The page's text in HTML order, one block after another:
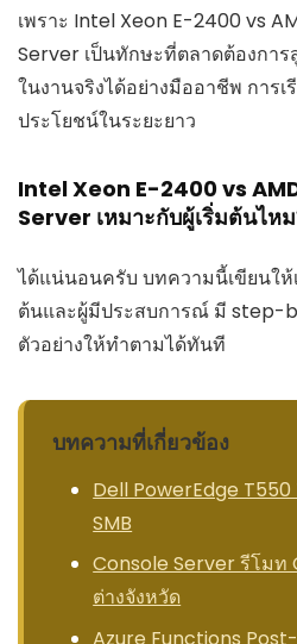
เพราะ Intel Xeon E-2400 vs
Server เป็นทักษะที่ตลาดต้องกา
ในงานจริงได้อย่างมืออาชีพ การ
ประโยชน์ในระยะยาว
Intel Xeon E-2400 vs AMD
Server เหมาะกับผู้เริ่มต้นไห
ได้แน่นอนครับ บทความนี้เขียนให้
ต้นและผู้มีประสบการณ์ มี step-
ตัวอย่างให้ทำตามได้ทันที
บทความที่เกี่ยวข้อง
Dell PowerEdge
SMB
Console Server รีโมท
ต่างจังหวัด
Azure Functions